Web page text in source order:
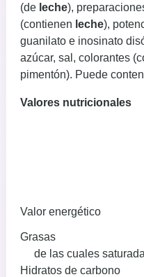
(de leche),
(contienen leche),
guanilato e inosinato
azúcar, sal, colorantes
pimentón). Puede
Valores nutricionales
Valor energético
Grasas
de las cuales
Hidratos de carbono